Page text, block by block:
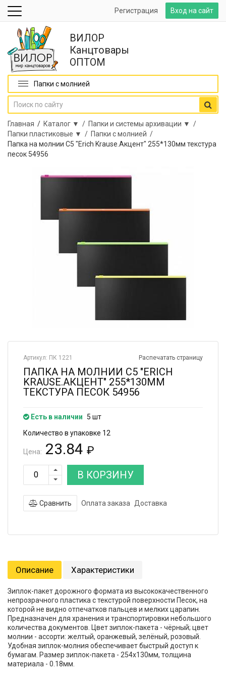
Вход на сайт
Регистрация
ВИЛОР
Канцтовары
ОПТОМ
Папки с молнией
Главная / Каталог ▼ / Папки и системы архивации ▼ /
Папки пластиковые ▼ / Папки с молнией /
Папка на молнии С5 "Erich Krause.Акцент" 255*130мм текстура
песок 54956
Распечатать страницу
Артикул: ПК 1221
ПАПКА НА МОЛНИИ С5 "ERICH
KRAUSE.АКЦЕНТ" 255*130ММ
ТЕКСТУРА ПЕСОК 54956
Есть в наличии
5 шт
Количество в упаковке 12
Цена: 23.84 ₽
В КОРЗИНУ
Сравнить Оплата заказа Доставка
Описание Характеристики
Зиплок-пакет дорожного формата из высококачественного
непрозрачного пластика с текстурой поверхности Песок, на
которой не видно отпечатков пальцев и мелких царапин.
Предназначен для хранения и транспортировки небольшого
количества документов. Цвет зиплок-пакета - чёрный; цвет
молнии - ассорти: желтый, оранжевый, зелёный, розовый.
Удобная зиплок-молния обеспечивает быстрый доступ к
бумагам. Размер зиплок-пакета - 254х130мм, толщина
материала - 0.18мм.